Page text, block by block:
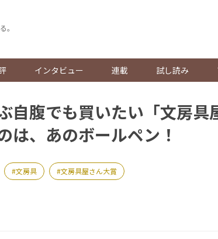
。
インタビュー 連載 試し読み
自腹でも買いたい「文房具
は、あのボールペン！
文房具 文房具屋さん大賞